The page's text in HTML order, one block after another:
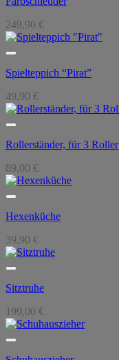
249,90 €
Spielteppich “Pirat”
49,90 €
Rollerständer, für 3 Roller
89,00 €
Hexenküche
39,90 €
Sitztruhe
199,00 €